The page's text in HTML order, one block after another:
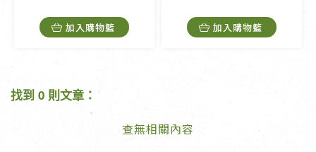
加入購物籃 加入購物籃
找到 0 則文章：
查無相關內容